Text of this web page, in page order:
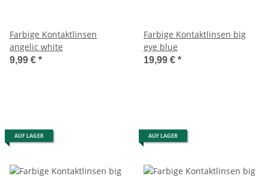
Farbige Kontaktlinsen
angelic white
9,99 € *
Farbige Kontaktlinsen big
eye blue
19,99 € *
AUF LAGER AUF LAGER